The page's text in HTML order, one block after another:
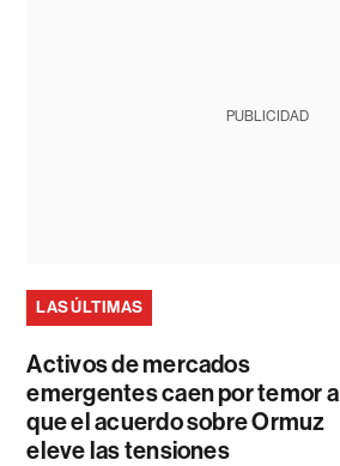
PUBLICIDAD
LAS ÚLTIMAS
Activos de mercados
emergentes caen por temor a
que el acuerdo sobre Ormuz
eleve las tensiones